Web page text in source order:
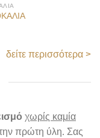
δείτε περισσότερα >
χωρίς καμία
πρώτη ύλη. Σας